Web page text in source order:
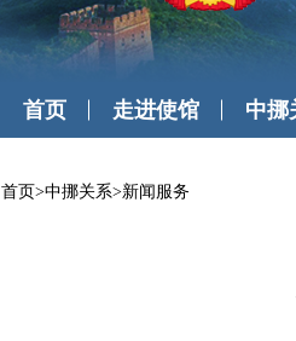
首页 走进使馆 中挪
首页>中挪关系>新闻服务